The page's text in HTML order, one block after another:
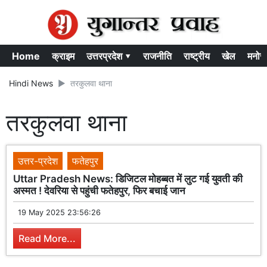
Home क्राइम उत्तरप्रदेश ▾ राजनीति राष्ट्रीय खेल
Hindi News तरकुलवा थाना
तरकुलवा थाना
उत्तर-प्रदेश
फतेहपुर
Uttar Pradesh News: डिजिटल मोहब्बत में लुट गई युवती की
अस्मत ! देवरिया से पहुंची फतेहपुर, फिर बचाई जान
19 May 2025 23:56:26
Read More...